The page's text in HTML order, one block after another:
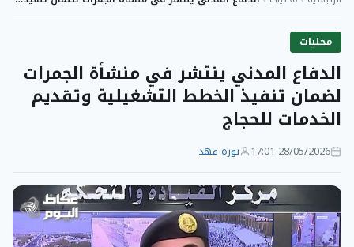
محليات
الدفاع المدني ينتشر في منشأة الجمرات
لضمان تنفيذ الخطط التشغيلية وتقديم
الخدمات للحجاج
28/05/2026 17:01 نورة فهد